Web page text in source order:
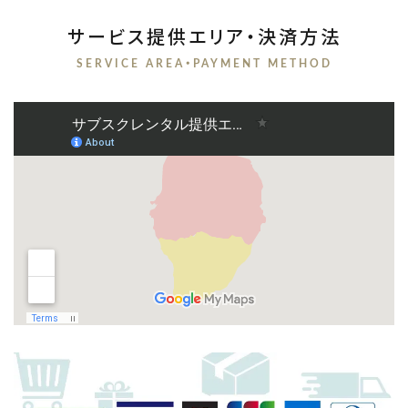
サービス提供エリア・決済方法
SERVICE AREA・PAYMENT METHOD